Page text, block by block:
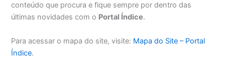
conteúdo que procura e fique sempre por dentro das
últimas novidades com o Portal Índice.
Para acessar o mapa do site, visite: Mapa do Site – Portal
Índice.